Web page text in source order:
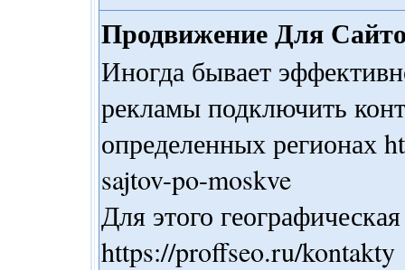
Продвижение Для
Иногда бывает
рекламы подключить
определенных регионах
sajtov-po-moskve
Для этого
https://proffseo.ru/kontakty